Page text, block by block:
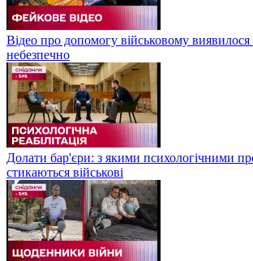
Відео про допомогу військовому
небезпечно
Долати бар'єри: з якими психологічними
стикаються військові